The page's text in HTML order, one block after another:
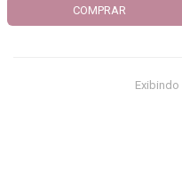
COMPRAR
Exibindo